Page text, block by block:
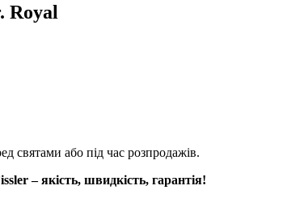
Royal
святами або під час розпродажів.
– якість, швидкість, гарантія!